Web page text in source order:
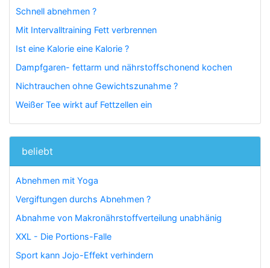
Schnell abnehmen ?
Mit Intervalltraining Fett verbrennen
Ist eine Kalorie eine Kalorie ?
Dampfgaren- fettarm und nährstoffschonend kochen
Nichtrauchen ohne Gewichtszunahme ?
Weißer Tee wirkt auf Fettzellen ein
beliebt
Abnehmen mit Yoga
Vergiftungen durchs Abnehmen ?
Abnahme von Makronährstoffverteilung unabhänig
XXL - Die Portions-Falle
Sport kann Jojo-Effekt verhindern